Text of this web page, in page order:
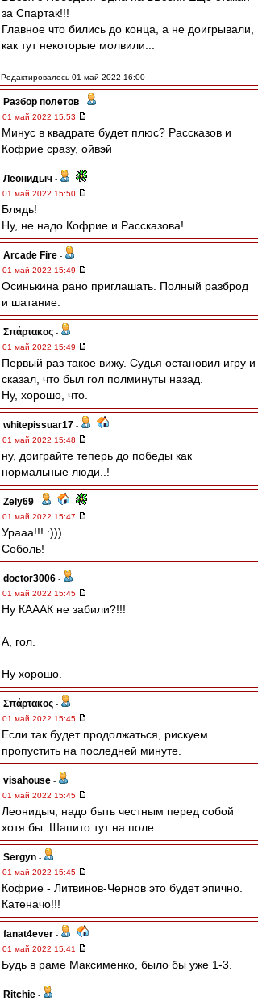
за Спартак!!!
Главное что бились до конца, а не доигрывали,
как тут некоторые молвили...
Редактировалось 01 май 2022 16:00
Разбор полетов -
01 май 2022 15:53
Минус в квадрате будет плюс? Рассказов и
Кофрие сразу, ойвэй
Леонидыч -
01 май 2022 15:50
Блядь!
Ну, не надо Кофрие и Рассказова!
Arcade Fire -
01 май 2022 15:49
Осинькина рано приглашать. Полный разброд
и шатание.
Σπάρτακος -
01 май 2022 15:49
Первый раз такое вижу. Судья остановил игру и
сказал, что был гол полминуты назад.
Ну, хорошо, что.
whitepissuar17 -
01 май 2022 15:48
ну, доиграйте теперь до победы как
нормальные люди..!
Zely69 -
01 май 2022 15:47
Урааа!!! :)))
Соболь!
doctor3006 -
01 май 2022 15:45
Ну КАААК не забили?!!!
А, гол.
Ну хорошо.
Σπάρτακος -
01 май 2022 15:45
Если так будет продолжаться, рискуем
пропустить на последней минуте.
visahouse -
01 май 2022 15:45
Леонидыч, надо быть честным перед собой
хотя бы. Шапито тут на поле.
Sergyn -
01 май 2022 15:45
Кофрие - Литвинов-Чернов это будет эпично.
Катеначо!!!
fanat4ever -
01 май 2022 15:41
Будь в раме Максименко, было бы уже 1-3.
Ritchie -